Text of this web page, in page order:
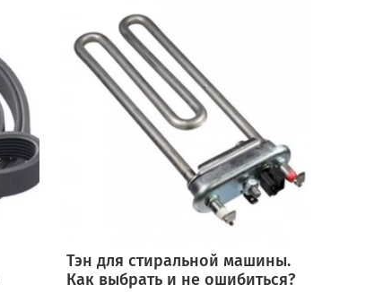
Тэн для стиральной машины.
Как выбрать и не ошибиться?